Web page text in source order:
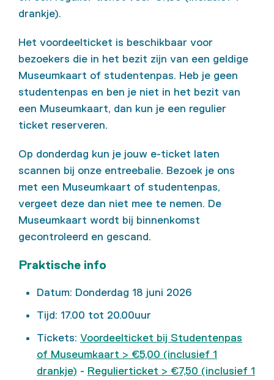
drankje).
Het voordeelticket is beschikbaar voor
bezoekers die in het bezit zijn van een geldige
Museumkaart of studentenpas. Heb je geen
studentenpas en ben je niet in het bezit van
een Museumkaart, dan kun je een regulier
ticket reserveren.
Op donderdag kun je jouw e-ticket laten
scannen bij onze entreebalie. Bezoek je ons
met een Museumkaart of studentenpas,
vergeet deze dan niet mee te nemen. De
Museumkaart wordt bij binnenkomst
gecontroleerd en gescand.
Praktische info
Datum: Donderdag 18 juni 2026
Tijd: 17.00 tot 20.00uur
Tickets: Voordeelticket bij Studentenpas
of Museumkaart > €5,00 (inclusief 1
drankje) - Regulierticket > €7,50 (inclusief 1